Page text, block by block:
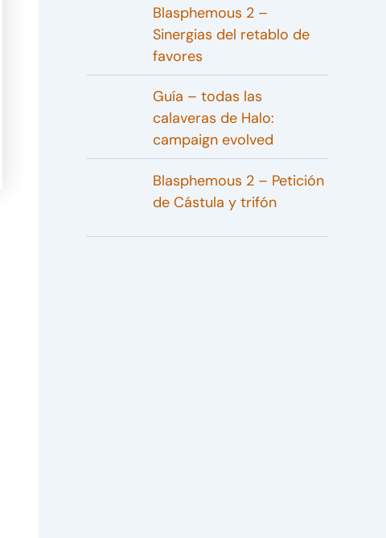
Blasphemous 2 –
Sinergias del retablo de
favores
Guía – todas las
calaveras de Halo:
campaign evolved
Blasphemous 2 – Petición
de Cástula y trifón